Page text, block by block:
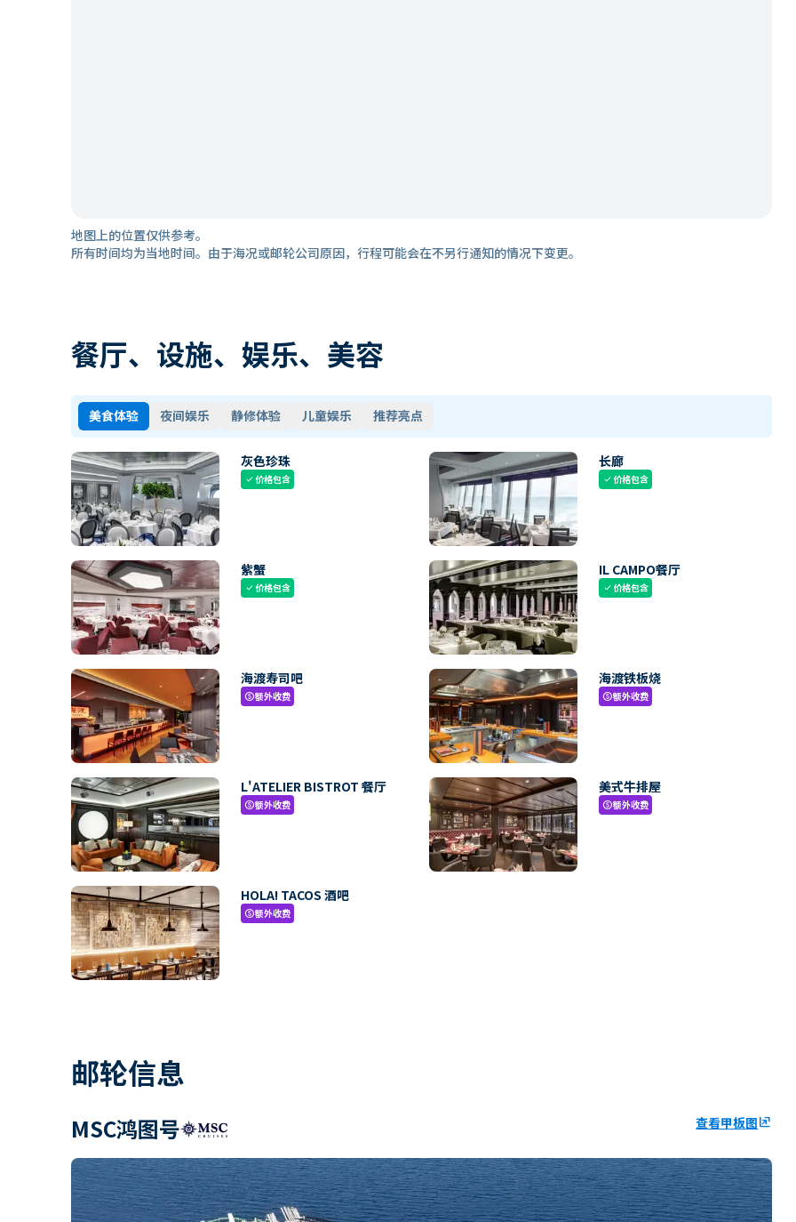
地图上的位置仅供参考。
所有时间均为当地时间。由于海况或邮轮公司原因，行程可能会在不另行通知的情况下变更。
餐厅、设施、娱乐、美容
美食体验 夜间娱乐 静修体验 儿童娱乐 推荐亮点
灰色珍珠
check价格包含
长廊
check价格包含
紫蟹
check价格包含
IL CAMPO餐厅
check价格包含
海渡寿司吧
paid额外收费
海渡铁板烧
paid额外收费
L'ATELIER BISTROT 餐厅
paid额外收费
美式牛排屋
paid额外收费
HOLA! TACOS 酒吧
paid额外收费
邮轮信息
MSC鸿图号 查看甲板图ungroup